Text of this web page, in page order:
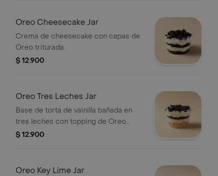
Oreo Cheesecake Jar
Crema de cheesecake con capas de
Oreo triturada.
$ 12.900
Oreo Tres Leches Jar
Base de torta de vainilla bañada en
tres leches con topping de Oreo
triturada.
$ 12.900
Oreo Key Lime Jar